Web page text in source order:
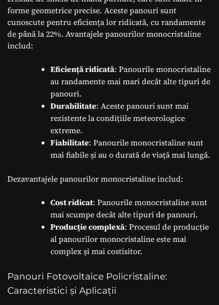
forme geometrice precise. Aceste panouri sunt
cunoscute pentru eficiența lor ridicată, cu randamente
de până la 22%. Avantajele panourilor monocristaline
includ:
Eficiență ridicată: Panourile monocristaline
au randamente mai mari decât alte tipuri de
panouri.
Durabilitate: Aceste panouri sunt mai
rezistente la condițiile meteorologice
extreme.
Fiabilitate: Panourile monocristaline sunt
mai fiabile și au o durată de viață mai lungă.
Dezavantajele panourilor monocristaline includ:
Cost ridicat: Panourile monocristaline sunt
mai scumpe decât alte tipuri de panouri.
Producție complexă: Procesul de producție
al panourilor monocristaline este mai
complex și mai costisitor.
Panouri Fotovoltaice Policristaline:
Caracteristici și Aplicații